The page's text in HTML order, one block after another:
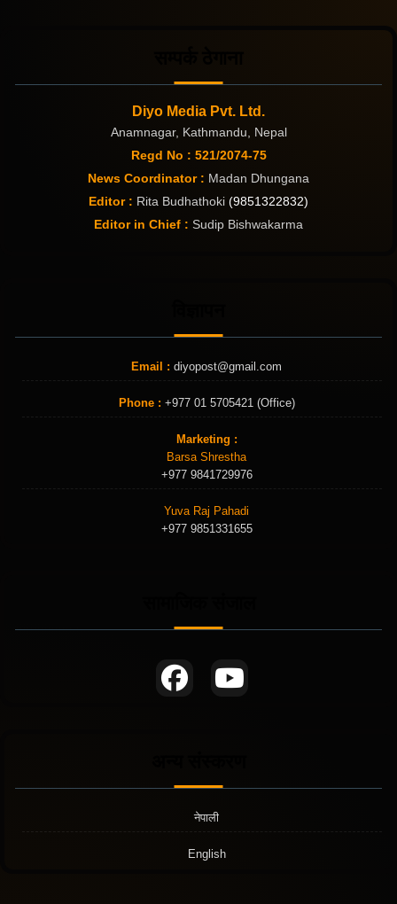
Diyo Media Pvt. Ltd.
Anamnagar, Kathmandu, Nepal
Regd No : 521/2074-75
News Coordinator : Madan Dhungana
Editor : Rita Budhathoki (9851322832)
Editor in Chief : Sudip Bishwakarma
Email : diyopost@gmail.com
Phone : +977 01 5705421 (Office)
Marketing :
Barsa Shrestha
+977 9841729976
Yuva Raj Pahadi
+977 9851331655
नेपाली
English